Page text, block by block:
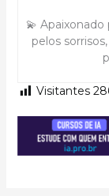
💫 Apaixonado
pelos
Visitantes